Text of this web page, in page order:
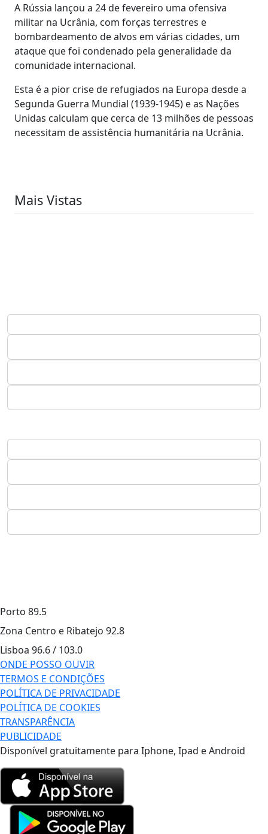
A Rússia lançou a 24 de fevereiro uma ofensiva
militar na Ucrânia, com forças terrestres e
bombardeamento de alvos em várias cidades, um
ataque que foi condenado pela generalidade da
comunidade internacional.
Esta é a pior crise de refugiados na Europa desde a
Segunda Guerra Mundial (1939-1945) e as Nações
Unidas calculam que cerca de 13 milhões de pessoas
necessitam de assistência humanitária na Ucrânia.
Mais Vistas
Porto 89.5
Zona Centro e Ribatejo 92.8
Lisboa 96.6 / 103.0
ONDE POSSO OUVIR
TERMOS E CONDIÇÕES
POLÍTICA DE PRIVACIDADE
POLÍTICA DE COOKIES
TRANSPARÊNCIA
PUBLICIDADE
Disponível gratuitamente para Iphone, Ipad e Android